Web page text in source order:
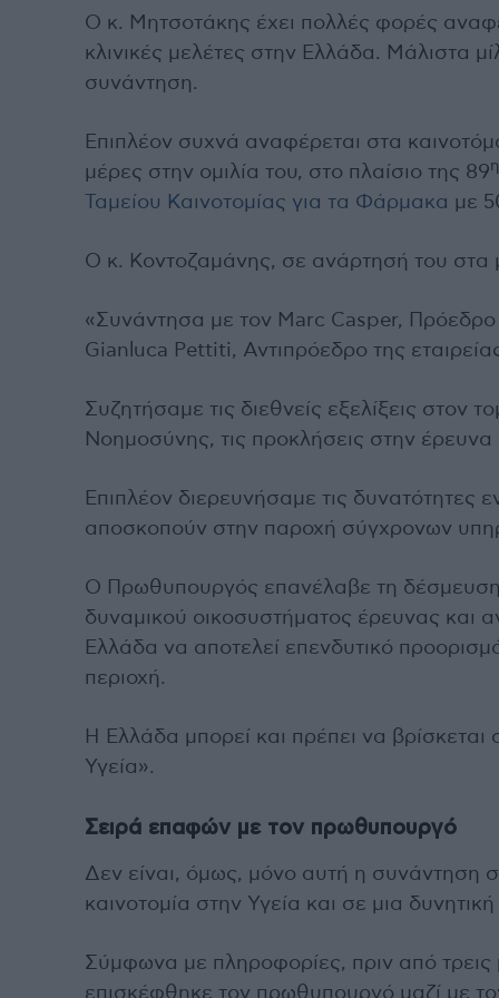
Ο κ. Μητσοτάκης έχει πολλές φορές
κλινικές μελέτες στην Ελλάδα. Μάλιστα
συνάντηση.
Επιπλέον συχνά αναφέρεται στα
μέρες στην ομιλία του, στο πλαίσιο της 89
Ταμείου Καινοτομίας για τα Φάρμακα με
Ο κ. Κοντοζαμάνης, σε ανάρτησή του στα
«Συνάντησα με τον Marc Casper,
Gianluca Pettiti, Αντιπρόεδρο της
Συζητήσαμε τις διεθνείς εξελίξεις στον
Νοημοσύνης, τις προκλήσεις στην
Επιπλέον διερευνήσαμε τις δυνατότητες
αποσκοπούν στην παροχή σύγχρονων
Ο Πρωθυπουργός επανέλαβε τη
δυναμικού οικοσυστήματος έρευνας και
Ελλάδα να αποτελεί επενδυτικό
περιοχή.
Η Ελλάδα μπορεί και πρέπει να
Υγεία».
Σειρά επαφών με τον πρωθυπουργό
Δεν είναι, όμως, μόνο αυτή η
καινοτομία στην Υγεία και σε μια
Σύμφωνα με πληροφορίες, πριν από
επισκέφθηκε τον πρωθυπουργό μαζί με